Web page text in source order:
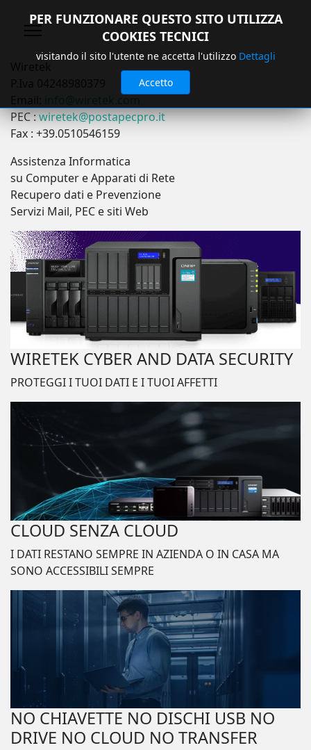
info@wiretek.com
PEC :wiretek@postapecpro.it
Fax : +39.0510546159
Assistenza Informatica
su Computer e Apparati di Rete
Recupero dati e Prevenzione
Servizi Mail, PEC e siti Web
WIRETEK CYBER AND DATA SECURITY
PROTEGGI I TUOI DATI E I TUOI AFFETTI
CLOUD SENZA CLOUD
I DATI RESTANO SEMPRE IN AZIENDA O IN CASA MA
SONO ACCESSIBILI SEMPRE
NO CHIAVETTE NO DISCHI USB NO
DRIVE NO CLOUD NO TRANSFER
PER FUNZIONARE QUESTO SITO UTILIZZA
COOKIES TECNICI
visitando il sito l'utente ne accetta l'utilizzo Dettagli
Accetto